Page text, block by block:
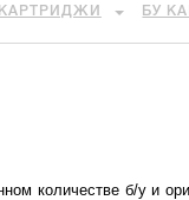
БУ
количестве б/у и